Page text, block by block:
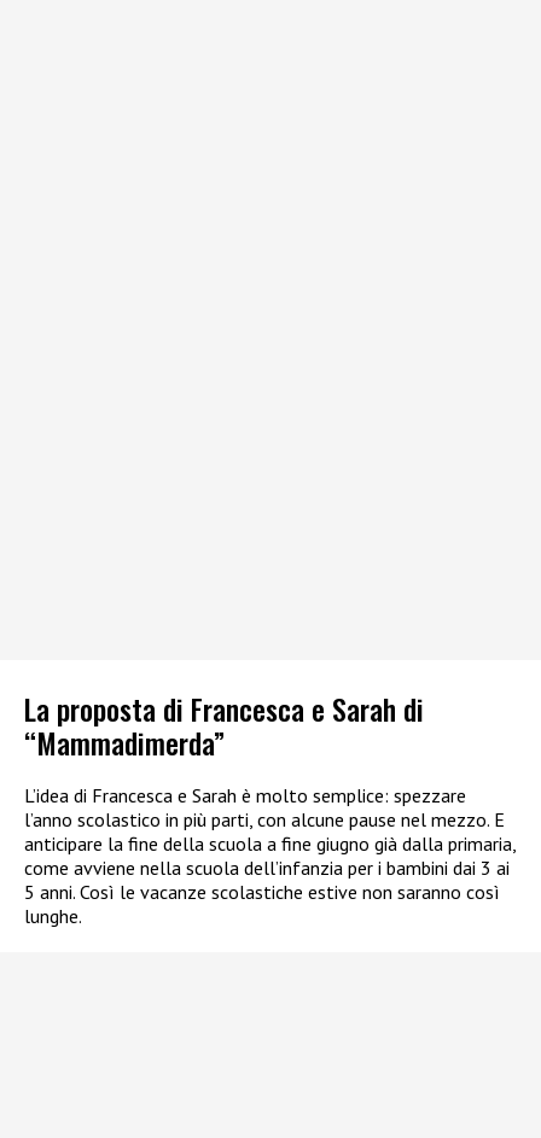
La proposta di Francesca e Sarah di
“Mammadimerda”
L’idea di Francesca e Sarah è molto semplice: spezzare
l’anno scolastico in più parti, con alcune pause nel mezzo. E
anticipare la fine della scuola a fine giugno già dalla primaria,
come avviene nella scuola dell’infanzia per i bambini dai 3 ai
5 anni. Così le vacanze scolastiche estive non saranno così
lunghe.